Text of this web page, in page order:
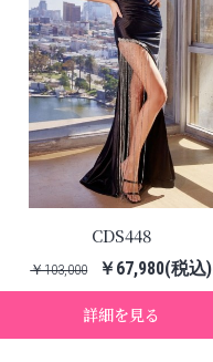
CDS448
￥103,000 ￥67,980(税込)
詳細を見る